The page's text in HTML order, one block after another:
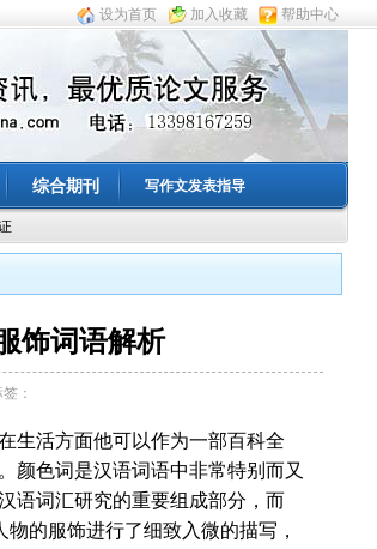
设为首页 加入收藏 帮助中心
综合期刊 写作文发表指导
饰词语解析
：
生活方面他可以作为一部百科全
颜色词是汉语词语中非常特别而又
语词汇研究的重要组成部分，而
物的服饰进行了细致入微的描写，